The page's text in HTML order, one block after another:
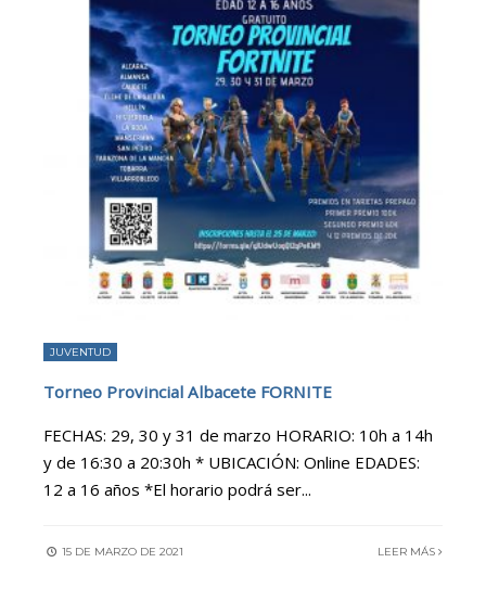
JUVENTUD
Torneo Provincial Albacete FORNITE
FECHAS: 29, 30 y 31 de marzo HORARIO: 10h a 14h
y de 16:30 a 20:30h * UBICACIÓN: Online EDADES:
12 a 16 años *El horario podrá ser...
15 DE MARZO DE 2021 LEER MÁS